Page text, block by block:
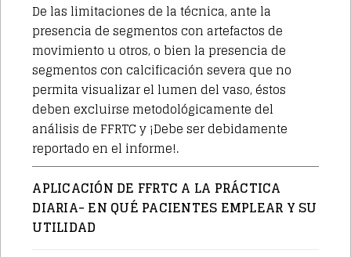
De las limitaciones de la técnica, ante la
presencia de segmentos con artefactos de
movimiento u otros, o bien la presencia de
segmentos con calcificación severa que no
permita visualizar el lumen del vaso, éstos
deben excluirse metodológicamente del
análisis de FFRTCy ¡Debe ser debidamente
reportado en el informe!.
APLICACIÓN DE FFRTC A LA PRÁCTICA
DIARIA- EN QUÉ PACIENTES EMPLEAR Y SU
UTILIDAD